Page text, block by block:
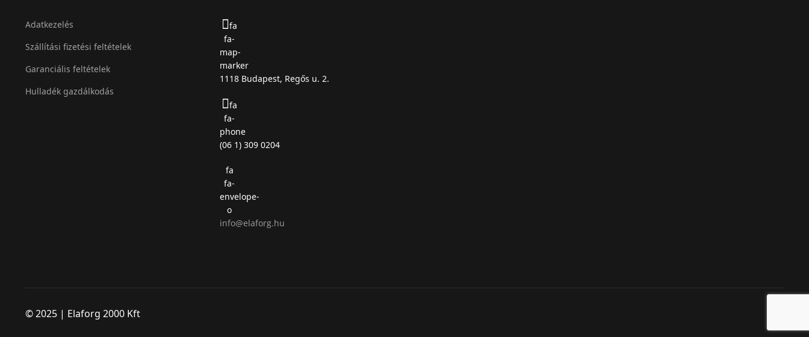
Adatkezelés
Szállítási fizetési feltételek
Garanciális feltételek
Hulladék gazdálkodás
fa
fa-
map-
marker
1118 Budapest, Regős u. 2.
fa
fa-
phone
(06 1) 309 0204
fa
fa-
envelope-
o
info@elaforg.hu
© 2025 | Elaforg 2000 Kft